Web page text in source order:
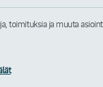
toimituksia ja muuta